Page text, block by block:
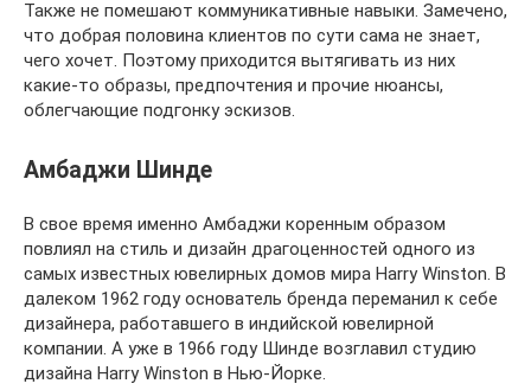
Также не помешают коммуникативные навыки. Замечено,
что добрая половина клиентов по сути сама не знает,
чего хочет. Поэтому приходится вытягивать из них
какие-то образы, предпочтения и прочие нюансы,
облегчающие подгонку эскизов.
Амбаджи Шинде
В свое время именно Амбаджи коренным образом
повлиял на стиль и дизайн драгоценностей одного из
самых известных ювелирных домов мира Harry Winston. В
далеком 1962 году основатель бренда переманил к себе
дизайнера, работавшего в индийской ювелирной
компании. А уже в 1966 году Шинде возглавил студию
дизайна Harry Winston в Нью-Йорке.